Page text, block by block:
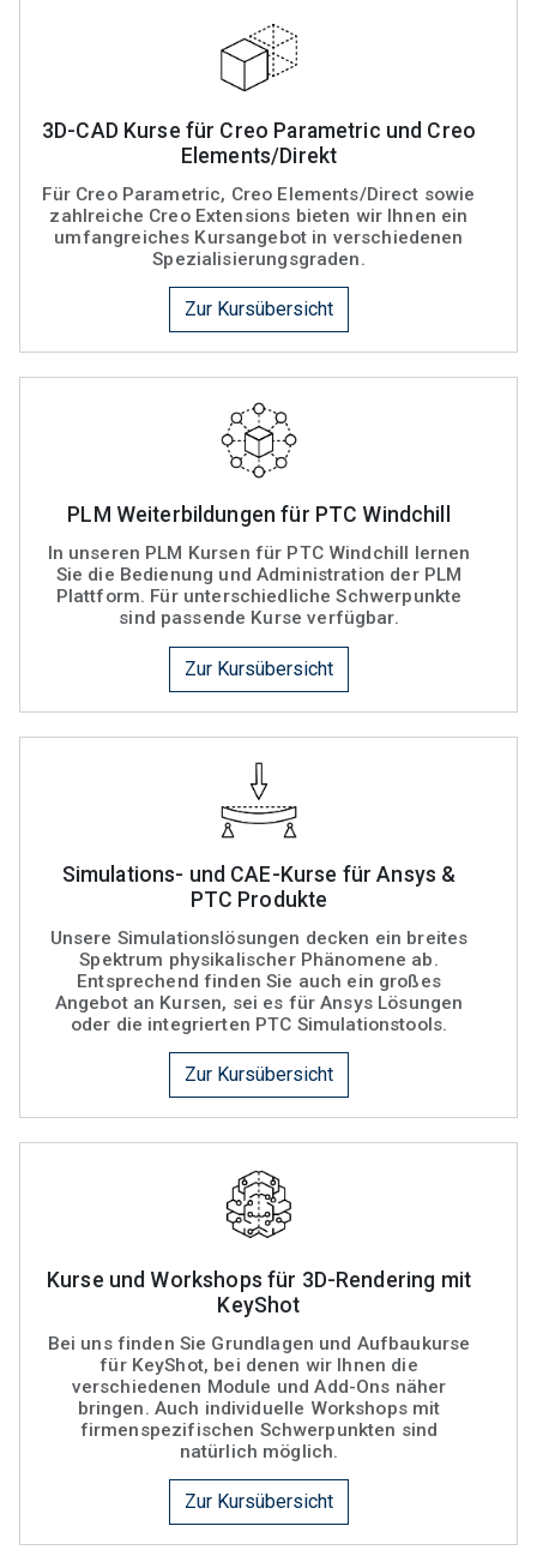
3D-CAD Kurse für Creo Parametric und Creo
Elements/Direkt
Für Creo Parametric, Creo Elements/Direct sowie
zahlreiche Creo Extensions bieten wir Ihnen ein
umfangreiches Kursangebot in verschiedenen
Spezialisierungsgraden.
Zur Kursübersicht
PLM Weiterbildungen für PTC Windchill
In unseren PLM Kursen für PTC Windchill lernen
Sie die Bedienung und Administration der PLM
Plattform. Für unterschiedliche Schwerpunkte
sind passende Kurse verfügbar.
Zur Kursübersicht
Simulations- und CAE-Kurse für Ansys &
PTC Produkte
Unsere Simulationslösungen decken ein breites
Spektrum physikalischer Phänomene ab.
Entsprechend finden Sie auch ein großes
Angebot an Kursen, sei es für Ansys Lösungen
oder die integrierten PTC Simulationstools.
Zur Kursübersicht
Kurse und Workshops für 3D-Rendering mit
KeyShot
Bei uns finden Sie Grundlagen und Aufbaukurse
für KeyShot, bei denen wir Ihnen die
verschiedenen Module und Add-Ons näher
bringen. Auch individuelle Workshops mit
firmenspezifischen Schwerpunkten sind
natürlich möglich.
Zur Kursübersicht